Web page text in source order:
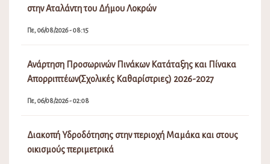
στην Αταλάντη του Δήμου Λοκρών
Πε, 06/08/2026 - 08:15
Ανάρτηση Προσωρινών Πινάκων Κατάταξης και Πίνακα
Απορριπτέων(Σχολικές Καθαρίστριες) 2026-2027
Πε, 06/08/2026 - 02:08
Διακοπή Υδροδότησης στην περιοχή Μαμάκα και στους
οικισμούς περιμετρικά